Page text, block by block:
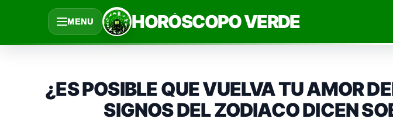
contenido
MENU HORÓSCOPO VERDE
¿ES POSIBLE QUE VUELVA TU AMOR
SIGNOS DEL ZODIACO DICEN